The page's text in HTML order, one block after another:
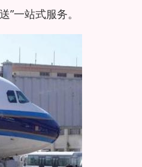
”一站式服务。